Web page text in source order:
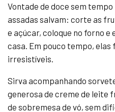
Vontade de doce sem
assadas salvam: corte as
e açúcar, coloque no forno
casa. Em pouco tempo, elas
irresistíveis.
Sirva acompanhando
generosa de creme de leite
de sobremesa de vó, sem